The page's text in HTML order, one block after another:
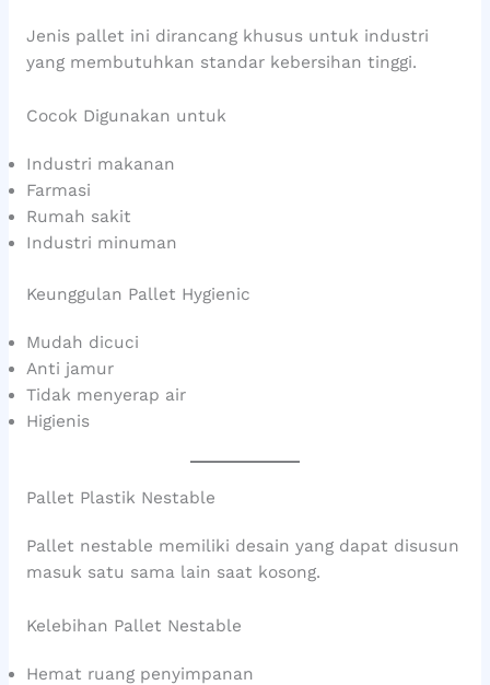
Jenis pallet ini dirancang khusus untuk industri
yang membutuhkan standar kebersihan tinggi.
Cocok Digunakan untuk
Industri makanan
Farmasi
Rumah sakit
Industri minuman
Keunggulan Pallet Hygienic
Mudah dicuci
Anti jamur
Tidak menyerap air
Higienis
Pallet Plastik Nestable
Pallet nestable memiliki desain yang dapat disusun
masuk satu sama lain saat kosong.
Kelebihan Pallet Nestable
Hemat ruang penyimpanan